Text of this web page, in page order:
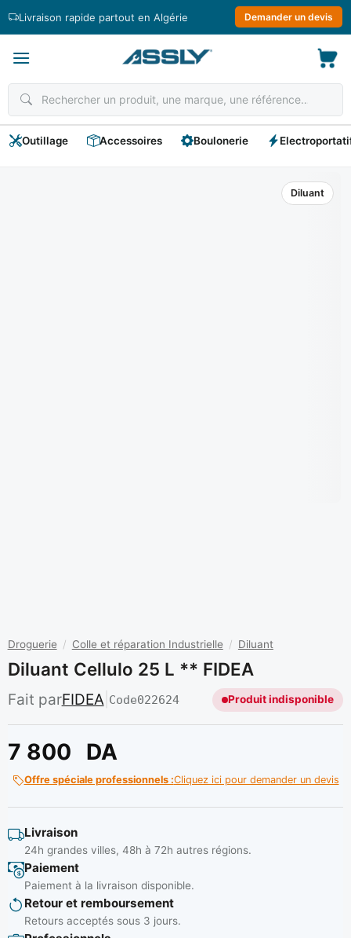
Livraison rapide partout en Algérie Demander un devis
Outillage Accessoires Boulonerie
Diluant
Droguerie / Colle et réparation Industrielle / Diluant
Diluant Cellulo 25 L ** FIDEA
Fait parFIDEA| Code022624 Produit indisponible
7 800 DA
Offre spéciale professionnels :Cliquez ici pour demander un devis
Livraison
24h grandes villes, 48h à 72h autres régions.
Paiement
Paiement à la livraison disponible.
Retour et remboursement
Retours acceptés sous 3 jours.